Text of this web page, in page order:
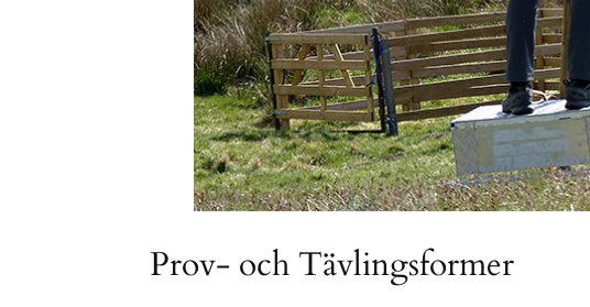
Prov- och Tävlingsformer